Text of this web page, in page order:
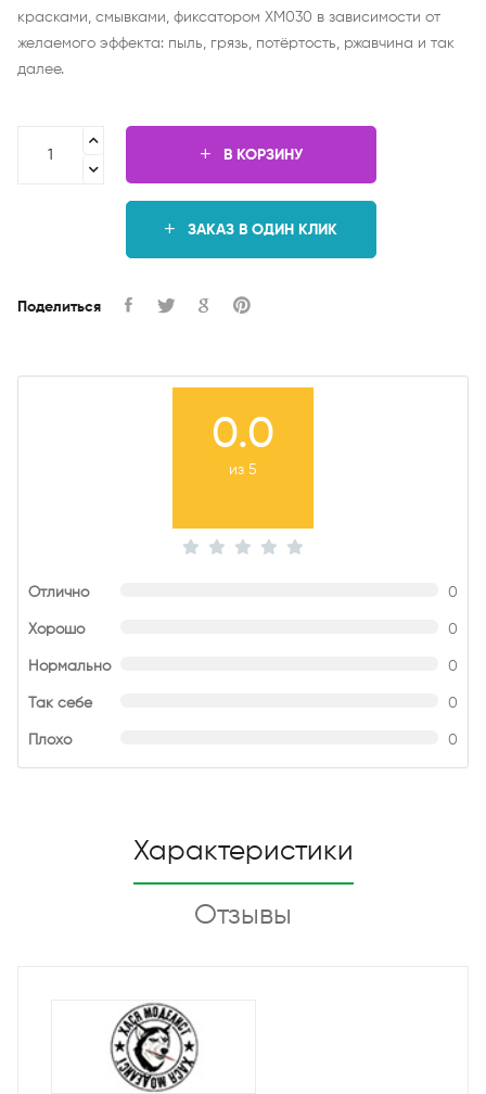
красками, смывками, фиксатором ХМ030 в зависимости от
желаемого эффекта: пыль, грязь, потёртость, ржавчина и так
далее.
В КОРЗИНУ
ЗАКАЗ В ОДИН КЛИК
Поделиться
0.0
из 5
Отлично 0
Хорошо 0
Нормально 0
Так себе 0
Плохо 0
Характеристики
Отзывы